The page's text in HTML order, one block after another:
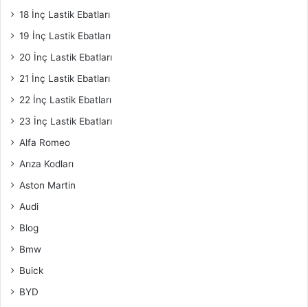
18 İnç Lastik Ebatları
19 İnç Lastik Ebatları
20 İnç Lastik Ebatları
21 İnç Lastik Ebatları
22 İnç Lastik Ebatları
23 İnç Lastik Ebatları
Alfa Romeo
Arıza Kodları
Aston Martin
Audi
Blog
Bmw
Buick
BYD